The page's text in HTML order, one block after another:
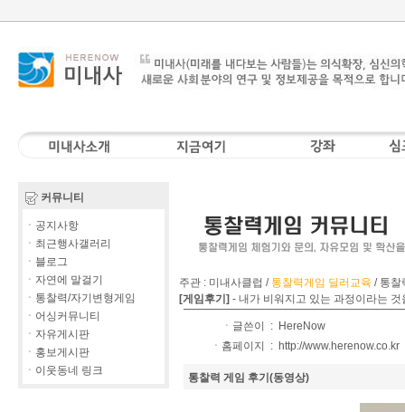
커뮤니티
ㆍ공지사항
ㆍ최근행사갤러리
ㆍ블로그
ㆍ자연에 말걸기
ㆍ통찰력/자기변형게임
ㆍ어싱커뮤니티
ㆍ자유게시판
ㆍ홍보게시판
ㆍ이웃동네 링크
주관 : 미내사클럽 / 통찰력게임 딜러교육 / 통찰
[게임후기] - 내가 비워지고 있는 과정이라는 것
ㆍ글쓴이 : HereNow
ㆍ홈페이지 : http://www.herenow.co.kr
통찰력 게임 후기(동영상)